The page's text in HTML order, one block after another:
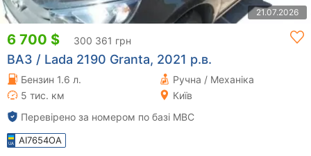
21.07.2026
6 700 $ 300 361 грн
ВАЗ / Lada 2190 Granta, 2021 р.в.
Бензин 1.6 л.
Ручна / Механіка
5 тис. км
Київ
Перевірено за номером по базі МВС
AI7654OA